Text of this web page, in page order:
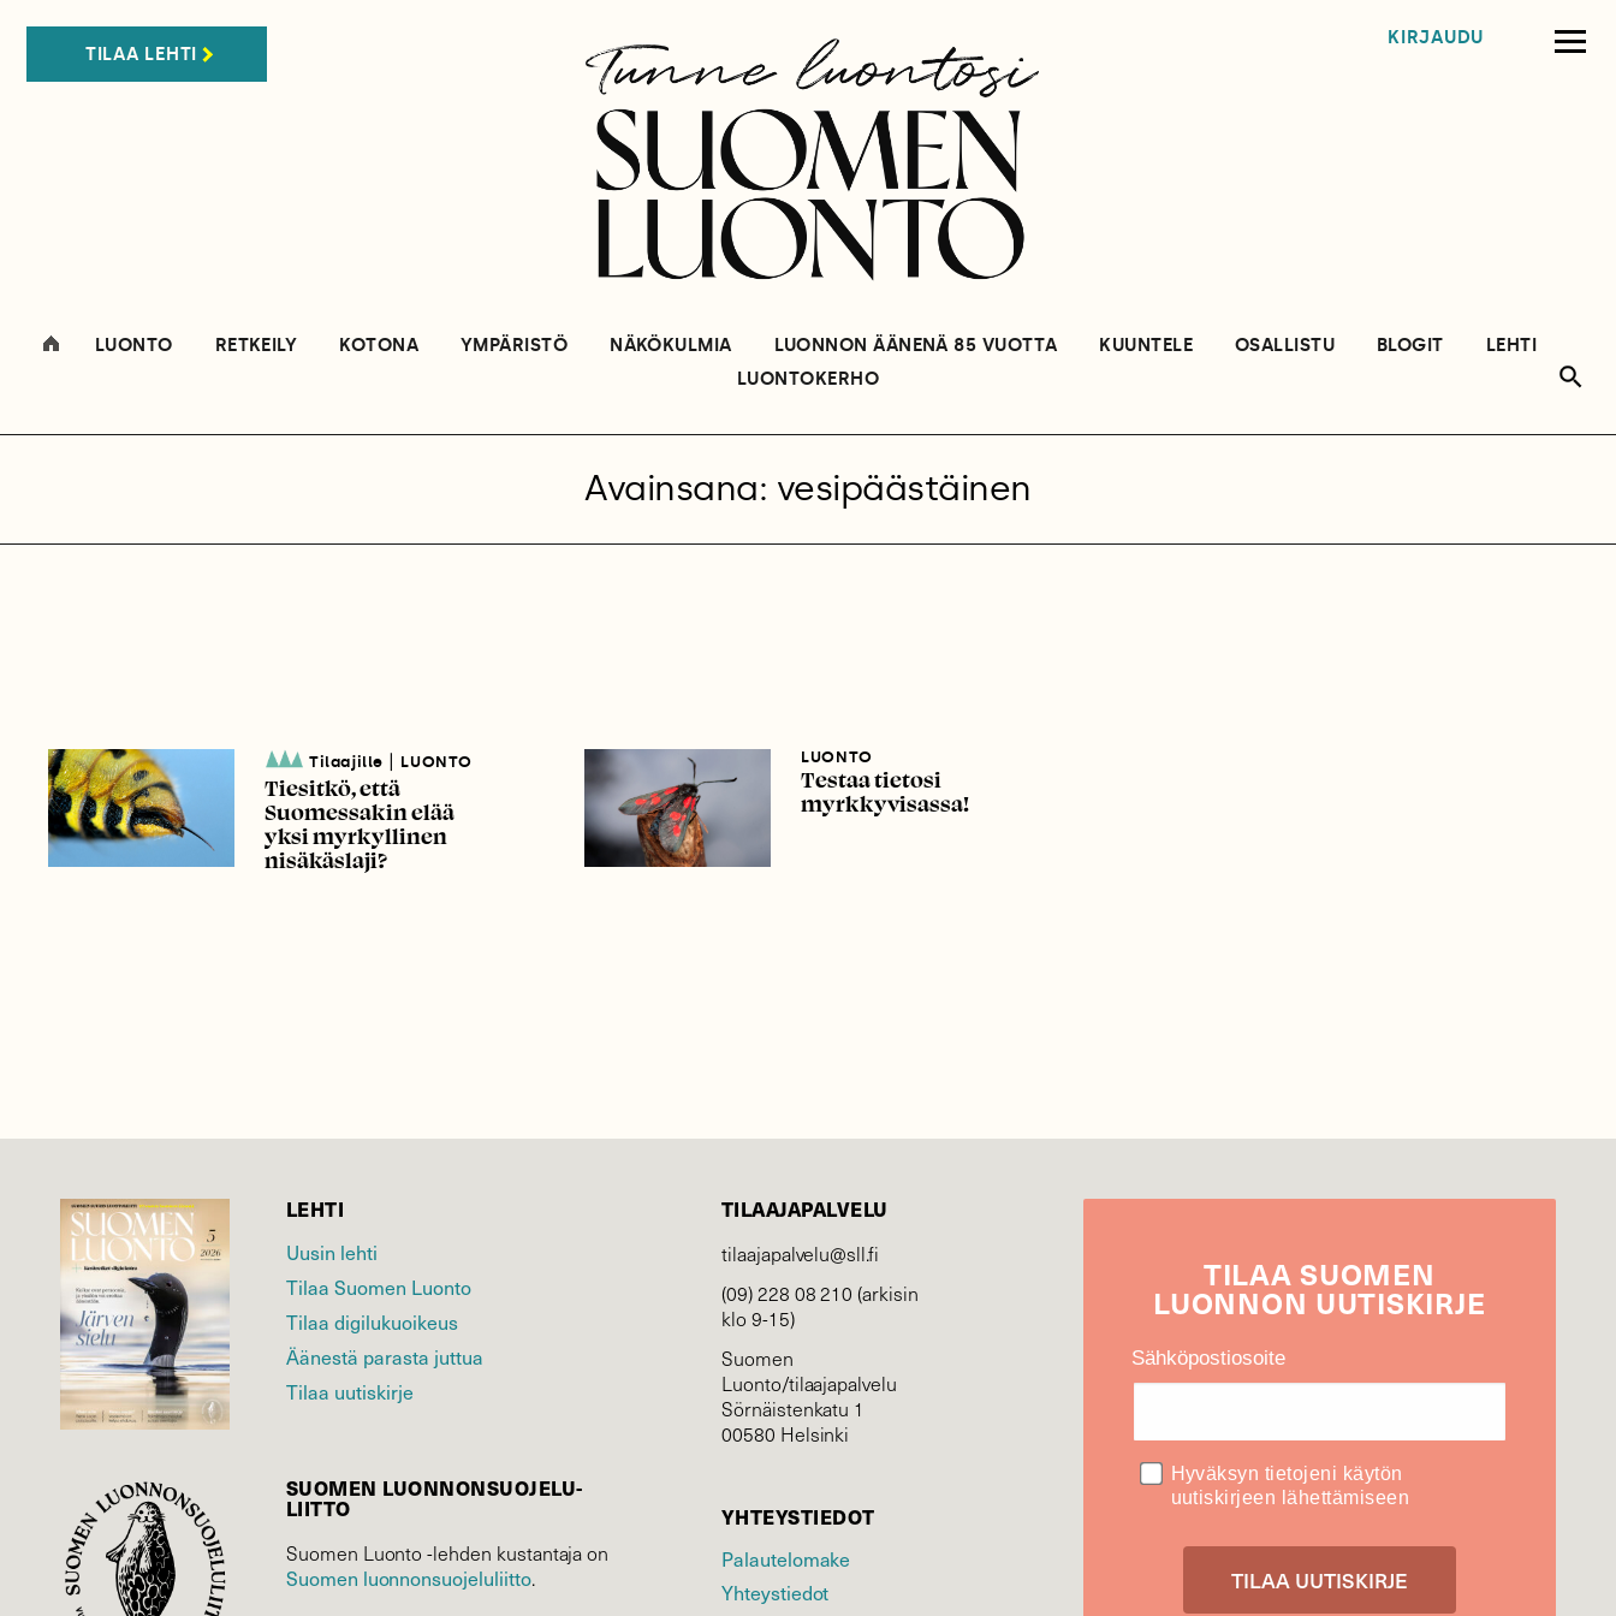
TILAA LEHTI
KIRJAUDU
LUONTO RETKEILY KOTONA YMPÄRISTÖ NÄKÖKULMIA LUONNON ÄÄNENÄ 85 VUOTTA KUUNTELE OSALLISTU BLOGIT
LEHTI
LUONTOKERHO
Avainsana: vesipäästäinen
Tilaajille LUONTO
Tiesitkö, että
Suomessakin elää
yksi myrkyllinen
nisäkäslaji?
LUONTO
Testaa tietosi
myrkkyvisassa!
LEHTI
Uusin lehti
Tilaa Suomen Luonto
Tilaa digilukuoikeus
Äänestä parasta juttua
Tilaa uutiskirje
SUOMEN LUONNON­SUOJELU­
LIITTO
Suomen Luonto -lehden kustantaja on
Suomen luonnonsuojelu­liitto.
TILAAJAPALVELU
tilaajapalvelu@sll.fi
(09) 228 08 210 (arkisin
klo 9-15)
Suomen
Luonto/tilaajapalvelu
Sörnäistenkatu 1
00580 Helsinki
YHTEYSTIEDOT
Palautelomake
Yhteystiedot
TILAASUOMEN
LUONNON UUTIS­KIRJE
Sähköpostiosoite
Hyväksyn tietojeni käytön
uutiskirjeen lähettämiseen